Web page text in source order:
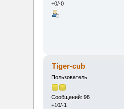
+0/-0
Tiger-cub
Пользователь
Сообщений: 98
+10/-1